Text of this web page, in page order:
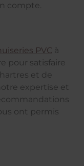
compte.
PVC à
pour satisfaire
et de
expertise et
ont permis